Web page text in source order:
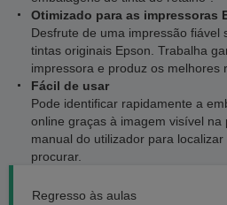
Otimizado para as impressoras
Desfrute de uma impressão fiável
tintas originais Epson. Trabalha
impressora e produz os melhores
Fácil de usar
Pode identificar rapidamente a
online graças à imagem visível
manual do utilizador para
procurar.
Regresso às aulas